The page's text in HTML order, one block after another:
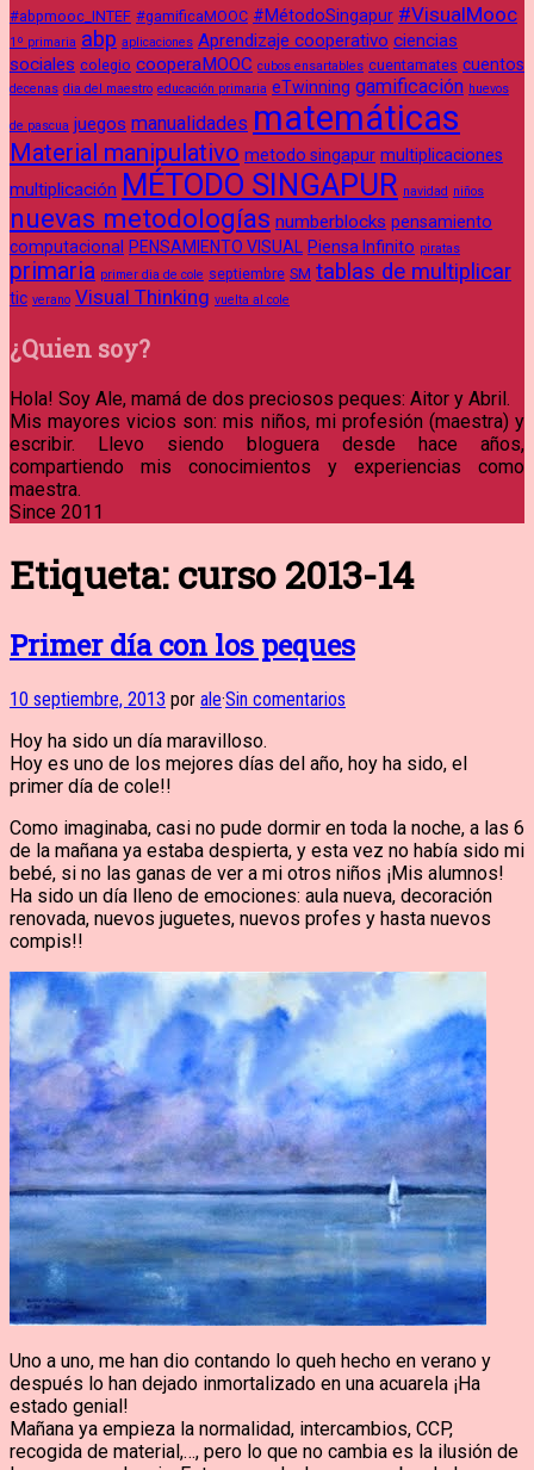
#abpmooc_INTEF #gamificaMOOC #MétodoSingapur #VisualMooc
1º primaria abp aplicaciones Aprendizaje cooperativo ciencias
sociales colegio cooperaMOOC cubos ensartables cuentamates cuentos
decenas dia del maestro educación primaria eTwinning gamificación huevos
de pascua juegos manualidades matemáticas
Material manipulativo metodo singapur multiplicaciones
multiplicación MÉTODO SINGAPUR navidad niños
nuevas metodologías numberblocks pensamiento
computacional
PENSAMIENTO VISUAL Piensa Infinito piratas
primaria primer dia de cole septiembre SM tablas de multiplicar
tic verano Visual Thinking vuelta al cole
¿Quien soy?
Hola! Soy Ale, mamá de dos preciosos peques: Aitor y Abril.
Mis mayores vicios son: mis niños, mi profesión (maestra) y
escribir. Llevo siendo bloguera desde hace años,
compartiendo mis conocimientos y experiencias como
maestra.
Since 2011
Etiqueta:curso 2013-14
Primer día con los peques
10 septiembre, 2013 por ale·Sin comentarios
Hoy ha sido un día maravilloso.
Hoy es uno de los mejores días del año, hoy ha sido, el
primer día de cole!!
Como imaginaba, casi no pude dormir en toda la noche, a las 6
de la mañana ya estaba despierta, y esta vez no había sido mi
bebé, si no las ganas de ver a mi otros niños ¡Mis alumnos!
Ha sido un día lleno de emociones: aula nueva, decoración
renovada, nuevos juguetes, nuevos profes y hasta nuevos
compis!!
Uno a uno, me han dio contando lo queh hecho en verano y
después lo han dejado inmortalizado en una acuarela ¡Ha
estado genial!
Mañana ya empieza la normalidad, intercambios, CCP,
recogida de material,…, pero lo que no cambia es la ilusión de